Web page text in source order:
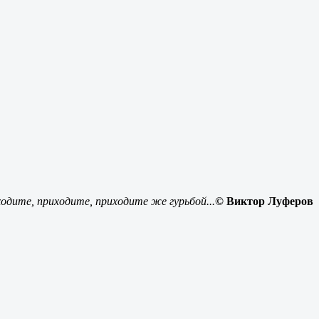
приходите, приходите же гурьбой...© Виктор Луферов